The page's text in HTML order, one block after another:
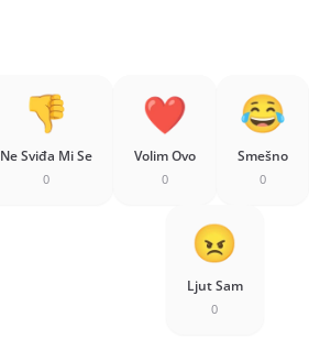
Ne Sviđa Mi Se
0
Volim Ovo
0
Smešno
0
Ljut Sam
0